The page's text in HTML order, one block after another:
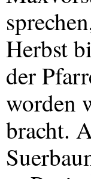
Herbst
der
worden
bracht.